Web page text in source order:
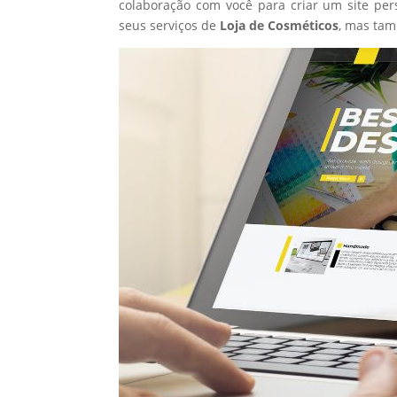
colaboração com você para criar um site
seus serviços de Loja de Cosméticos, mas